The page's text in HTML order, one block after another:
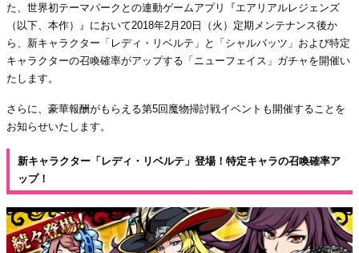
た、世界初テーマパークとの連動ゲームアプリ『エアリアルレジェンズ
（以下、本作）』において2018年2月20日（火）定期メンテナンス後か
ら、新キャラクター「レディ・リベルテ」と「シャルバッツ」および特定
キャラクターの召喚確率がアップする「ニューフェイス」ガチャを開催い
たします。
さらに、豪華報酬がもらえる第5回魔物掃討戦イベントも開催することを
お知らせいたします。
新キャラクター「レディ・リベルテ」登場！特定キャラの召喚確率ア
ップ！